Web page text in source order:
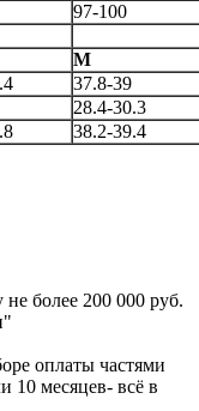
97-100
M
37.8-39
28.4-30.3
38.2-39.4
не более 200 000 руб.
оплаты частями
10 месяцев- всё в